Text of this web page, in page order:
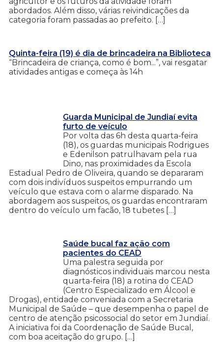
abordados. Além disso, várias reivindicações da
categoria foram passadas ao prefeito. […]
Quinta-feira (19) é dia de brincadeira na Biblioteca
“Brincadeira de criança, como é bom...”, vai resgatar
atividades antigas e começa às 14h
Guarda Municipal de Jundiaí evita
furto de veículo
Por volta das 6h desta quarta-feira
(18), os guardas municipais Rodrigues
e Edenilson patrulhavam pela rua
Dino, nas proximidades da Escola
Estadual Pedro de Oliveira, quando se depararam
com dois indivíduos suspeitos empurrando um
veículo que estava com o alarme disparado. Na
abordagem aos suspeitos, os guardas encontraram
dentro do veículo um facão, 18 tubetes […]
Saúde bucal faz ação com
pacientes do CEAD
Uma palestra seguida por
diagnósticos individuais marcou nesta
quarta-feira (18) a rotina do CEAD
(Centro Especializado em Álcool e
Drogas), entidade conveniada com a Secretaria
Municipal de Saúde – que desempenha o papel de
centro de atenção psicossocial do setor em Jundiaí.
A iniciativa foi da Coordenação de Saúde Bucal,
com boa aceitação do grupo. […]